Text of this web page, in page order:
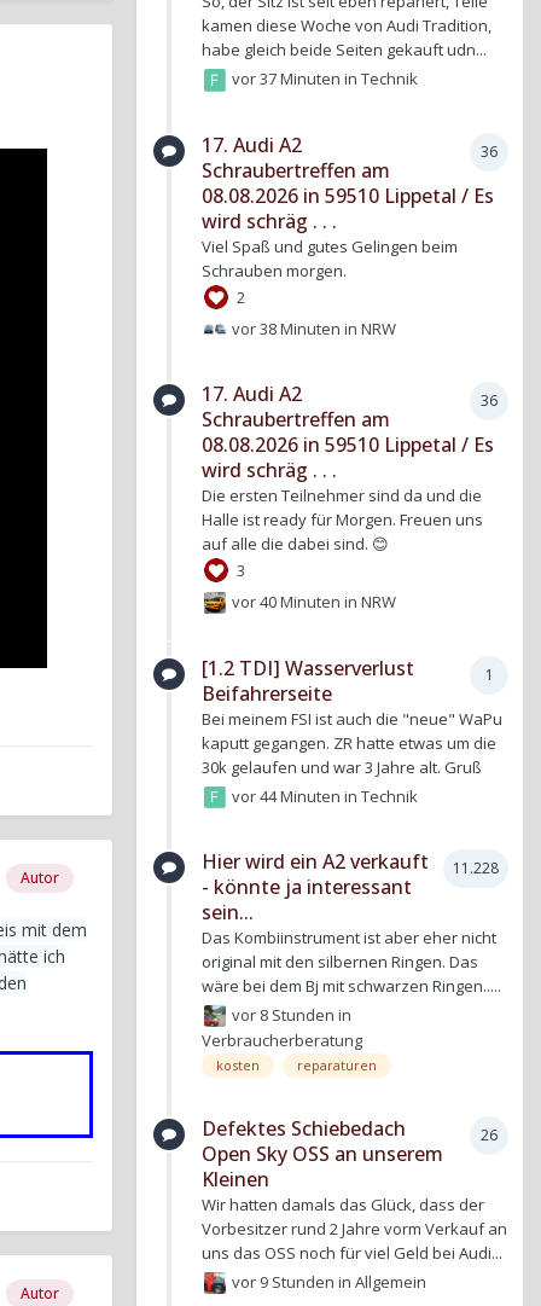
Autor
mit dem
ich
Autor
kamen diese Woche von Audi Tradition,
habe gleich beide Seiten gekauft udn...
vor 37 MinuteninTechnik
36
17. Audi A2
Schraubertreffen am
08.08.2026 in 59510 Lippetal / Es
wird schräg . . .
Viel Spaß und gutes Gelingen beim
Schrauben morgen.
2
vor 38 MinuteninNRW
36
17. Audi A2
Schraubertreffen am
08.08.2026 in 59510 Lippetal / Es
wird schräg . . .
Die ersten Teilnehmer sind da und die
Halle ist ready für Morgen. Freuen uns
auf alle die dabei sind. 😊
3
vor 40 MinuteninNRW
1
[1.2 TDI] Wasserverlust
Beifahrerseite
Bei meinem FSI ist auch die "neue" WaPu
kaputt gegangen. ZR hatte etwas um die
30k gelaufen und war 3 Jahre alt. Gruß
vor 44 MinuteninTechnik
11.228
Hier wird ein A2 verkauft
- könnte ja interessant
sein...
Das Kombiinstrument ist aber eher nicht
original mit den silbernen Ringen. Das
wäre bei dem Bj mit schwarzen Ringen.....
vor 8 Stunden in
Verbraucherberatung
kosten reparaturen
26
Defektes Schiebedach
Open Sky OSS an unserem
Kleinen
Wir hatten damals das Glück, dass der
Vorbesitzer rund 2 Jahre vorm Verkauf an
uns das OSS noch für viel Geld bei Audi...
vor 9 Stunden inAllgemein